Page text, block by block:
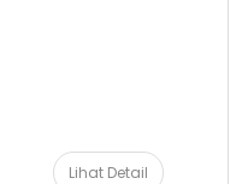
Lihat Detail